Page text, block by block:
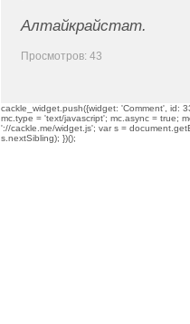
Алтайкрайстат.
Просмотров: 43
cackle_widget.push({widget: 'Comment', id:
mc.type = 'text/javascript'; mc.async = true;
'://cackle.me/widget.js'; var s =
s.nextSibling); })();